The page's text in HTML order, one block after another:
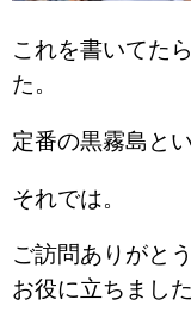
これを書いてた
た。
定番の黒霧島と
それでは。
ご訪問ありがと
お役に立ちまし